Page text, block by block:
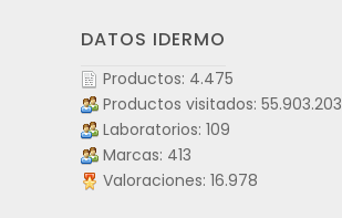
DATOS IDERMO
Productos: 4.475
Productos visitados: 55.903.203
Laboratorios: 109
Marcas: 413
Valoraciones: 16.978